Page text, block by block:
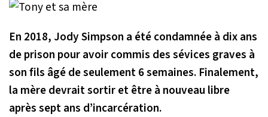
En 2018, Jody Simpson a été condamnée à dix ans
de prison pour avoir commis des sévices graves à
son fils âgé de seulement 6 semaines. Finalement,
la mère devrait sortir et être à nouveau libre
après sept ans d’incarcération.